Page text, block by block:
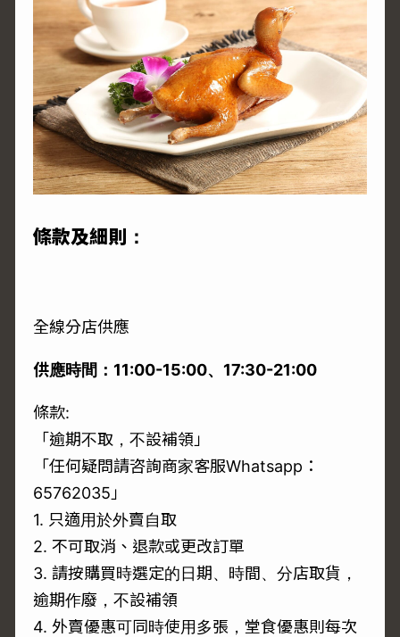
條款及細則：
全線分店供應
供應時間：11:00-15:00、17:30-21:00
條款:
「逾期不取，不設補領」
「任何疑問請咨詢商家客服Whatsapp：
65762035」
1. 只適用於外賣自取
2. 不可取消、退款或更改訂單
3. 請按購買時選定的日期、時間、分店取貨，
逾期作廢，不設補領
4. 外賣優惠可同時使用多張，堂食優惠則每次